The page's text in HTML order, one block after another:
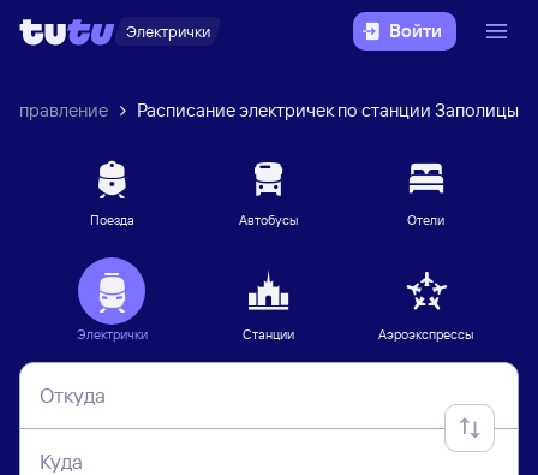
Электрички Войти
Расписание электричек по станции Заполицы
Поезда Автобусы Отели
Электрички Станции Аэроэкспрессы
Откуда
Куда